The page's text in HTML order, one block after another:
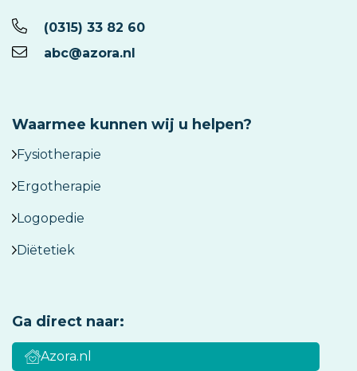
(0315) 33 82 60
abc@azora.nl
Waarmee kunnen wij u helpen?
Fysiotherapie
Ergotherapie
Logopedie
Diëtetiek
Ga direct naar:
Azora.nl